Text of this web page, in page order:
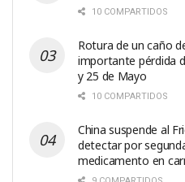
10 COMPARTIDOS
Rotura de un caño
importante pérdida
y 25 de Mayo
10 COMPARTIDOS
China suspende al
detectar por
medicamento en